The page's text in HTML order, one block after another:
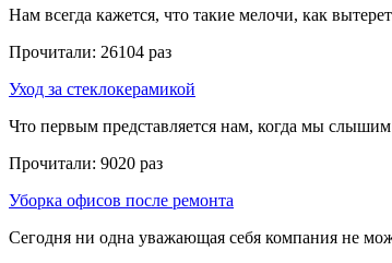
Нам всегда кажется, что такие мелочи, как
Прочитали: 26104 раз
Уход за стеклокерамикой
Что первым представляется нам, когда мы
Прочитали: 9020 раз
Уборка офисов после ремонта
Сегодня ни одна уважающая себя компания не